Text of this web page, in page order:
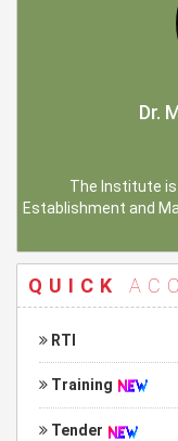
Dr.
The Institute
Establishment and
QUICK
RTI
Training
Tender